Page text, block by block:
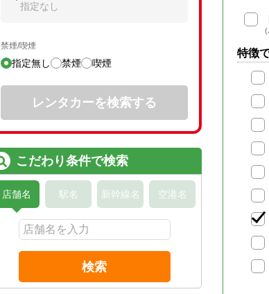
(
特徴
指定なし
禁煙/喫煙
指定無し 禁煙 喫煙
レンタカーを検索する
こだわり条件で検索
店舗名 駅名 新幹線名 空港名
検索